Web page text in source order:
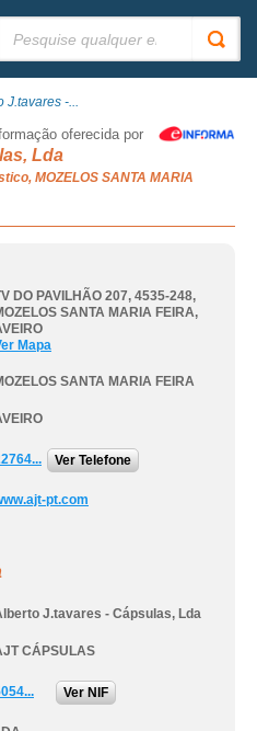
J.tavares -...
oferecida por
Lda
MOZELOS SANTA MARIA
DO PAVILHÃO 207, 4535-248,
SANTA MARIA FEIRA,
Mapa
SANTA MARIA FEIRA
Ver Telefone
pt.com
J.tavares - Cápsulas, Lda
CÁPSULAS
Ver NIF